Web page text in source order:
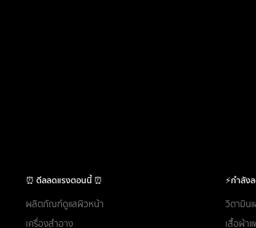
⏰ ดีลลดแรงตอนนี้ ⏰
ผลิตภัณฑ์ดูแลผิวหน้า
เครื่องสำอาง
⚡กำลัง
วิตามินแ
เสื้อผ้า